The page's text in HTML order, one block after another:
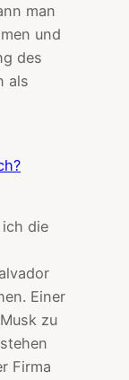
man
und
des
als
die
Einer
zu
Firma